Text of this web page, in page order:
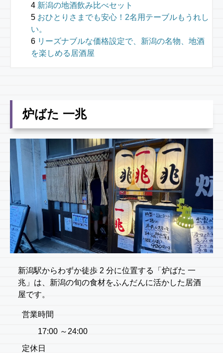
新潟の地酒飲み比べセット
おひとりさまでも安心！2名用テーブルもうれし
い。
リーズナブルな価格設定で、新潟の名物、地酒
を楽しめる居酒屋
炉ばた 一兆
新潟駅からわずか徒歩 2 分に位置する「炉ばた 一
兆」は、新潟の旬の食材をふんだんに活かした居酒
屋です。
営業時間
17:00 ～24:00
定休日